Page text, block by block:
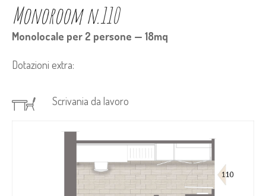
Monoroom n.110
Monolocale per 2 persone — 18mq
Dotazioni extra:
Scrivania da lavoro